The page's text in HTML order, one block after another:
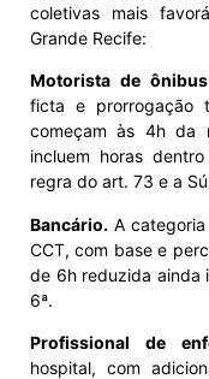
coletivas mais
Grande Recife:
Motorista de
ficta e prorrogação
começam às 4h da
incluem horas
regra do art. 73 e a
Bancário. A
CCT, com base e
de 6h reduzida ainda
6ª.
Profissional de
hospital, com